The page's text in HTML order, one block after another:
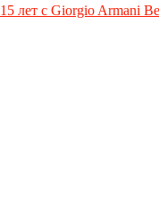
15 лет с Giorgio Armani